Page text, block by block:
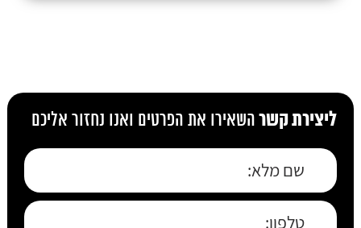
ליצירת קשרהשאירו את הפרטים ואנו נחזור אליכם